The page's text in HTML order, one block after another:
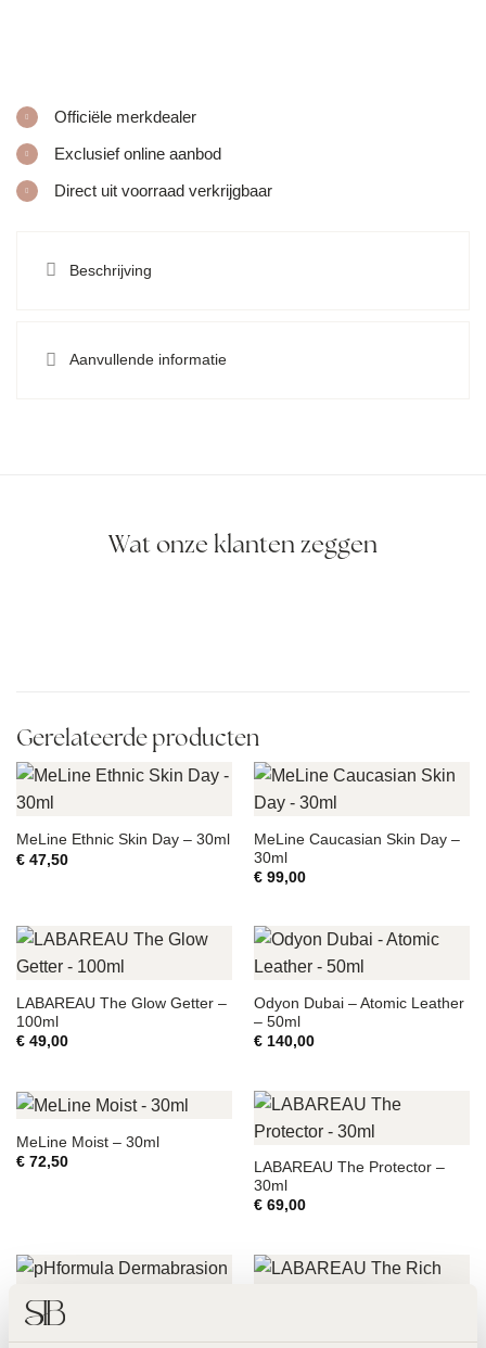
Officiële merkdealer
Exclusief online aanbod
Direct uit voorraad verkrijgbaar
Beschrijving
Aanvullende informatie
Wat onze klanten zeggen
Gerelateerde producten
MeLine Ethnic Skin Day – 30ml
€47,50
MeLine Caucasian Skin Day –
30ml
€99,00
LABAREAU The Glow Getter –
100ml
€49,00
Odyon Dubai – Atomic Leather
– 50ml
€140,00
MeLine Moist – 30ml
€72,50
LABAREAU The Protector –
30ml
€69,00